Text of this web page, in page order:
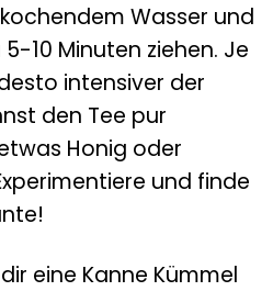
Wasser und
10 Minuten ziehen. Je
intensiver der
den Tee pur
Honig oder
und finde
eine Kanne Kümmel